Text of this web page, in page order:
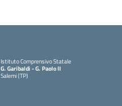
Istituto Comprensivo Statale
G. Garibaldi - G. Paolo II
Salemi (TP)